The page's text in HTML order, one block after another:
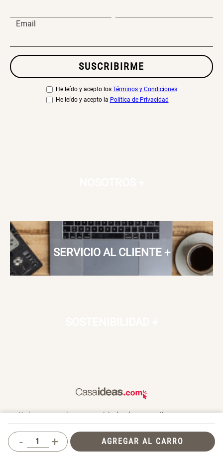
+
- AGREGAR AL CARRO
Email
SUSCRIBIRME
He leído y acepto los Términos y Condiciones
He leído y acepto la Política de Privacidad
SERVICIO AL CLIENTE+
Un hogar es un lugar para vivir, donde nos sentimos seguros,
encontrarás artículos de diseño, para vivir día a día en un espacio
que te haga feliz.